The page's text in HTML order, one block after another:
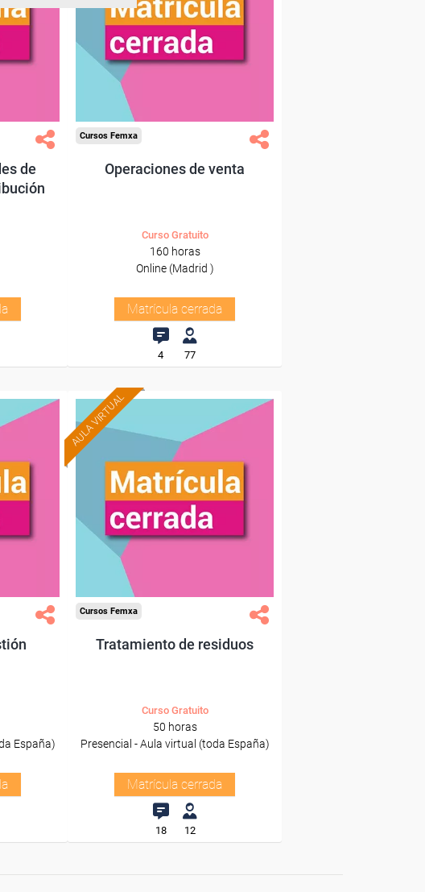
de
Cursos Femxa
Operaciones de venta
Curso Gratuito
160 horas
Online (Madrid )
Matrícula cerrada
4 77
España)
AULA VIRTUAL
Cursos Femxa
Tratamiento de residuos
Curso Gratuito
50 horas
Presencial - Aula virtual (toda España)
Matrícula cerrada
18 12